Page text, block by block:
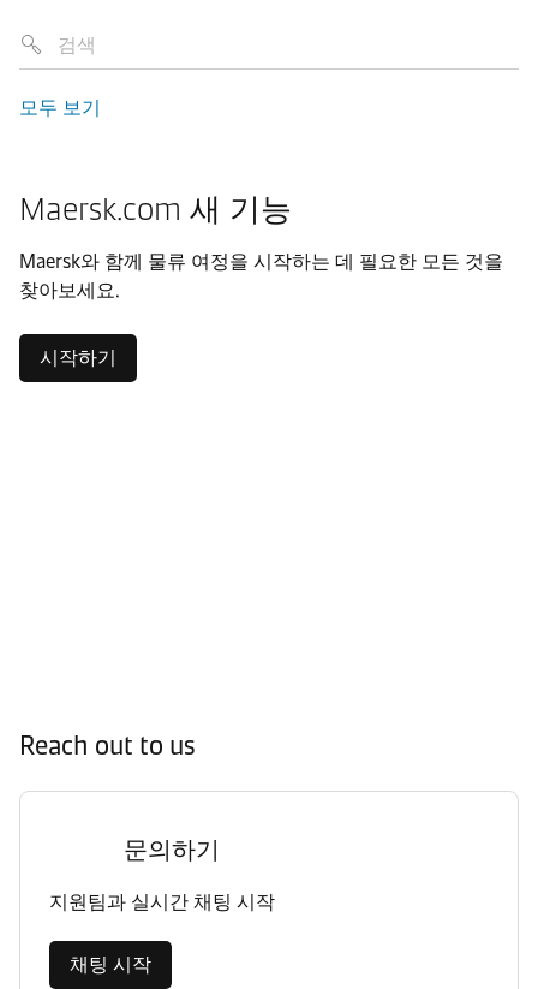
모두 보기
Maersk.com 새 기능
Maersk와 함께 물류 여정을 시작하는 데 필요한 모든 것을
찾아보세요.
시작하기
Reach out to us
문의하기
지원팀과 실시간 채팅 시작
채팅 시작